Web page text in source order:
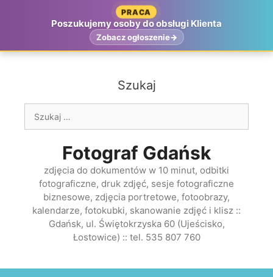
PRACA
Poszukujemy osoby do obsługi Klienta
Zobacz ogłoszenie
Szukaj
Fotograf Gdańsk
zdjęcia do dokumentów w 10 minut, odbitki
fotograficzne, druk zdjęć, sesje fotograficzne
biznesowe, zdjęcia portretowe, fotoobrazy,
kalendarze, fotokubki, skanowanie zdjęć i klisz ::
Gdańsk, ul. Świętokrzyska 60 (Ujeścisko,
Łostowice) :: tel. 535 807 760